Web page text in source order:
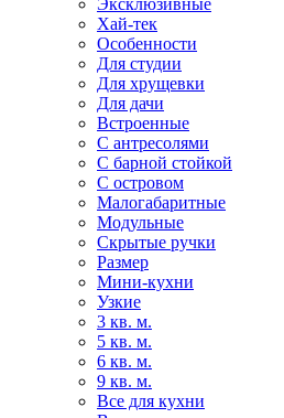
Хай-тек
Особенности
Для студии
Для хрущевки
Для дачи
Встроенные
С антресолями
С барной стойкой
С островом
Малогабаритные
Модульные
Скрытые ручки
Размер
Мини-кухни
Узкие
3 кв. м.
5 кв. м.
6 кв. м.
9 кв. м.
Все для кухни